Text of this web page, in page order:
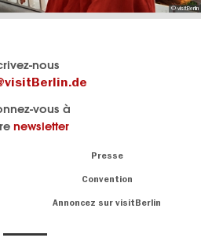
© visitBerlin
nous
vous à
newsletter
Presse
Convention
Annoncez sur visitBerlin